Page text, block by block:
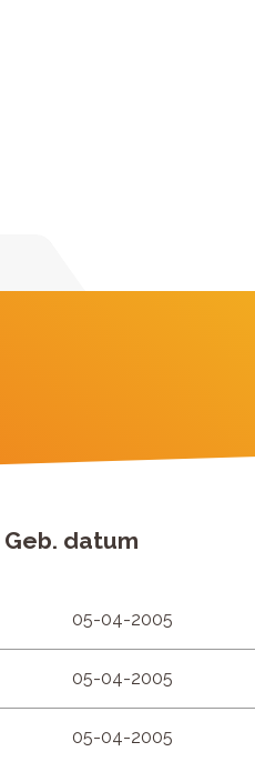
Geb. datum
05-04-2005
05-04-2005
05-04-2005